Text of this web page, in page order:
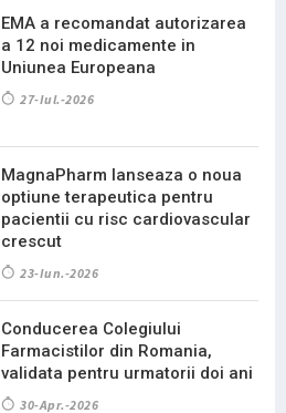
EMA a recomandat autorizarea
a 12 noi medicamente in
Uniunea Europeana
27-Iul.-2026
MagnaPharm lanseaza o noua
optiune terapeutica pentru
pacientii cu risc cardiovascular
crescut
23-Iun.-2026
Conducerea Colegiului
Farmacistilor din Romania,
validata pentru urmatorii doi ani
30-Apr.-2026